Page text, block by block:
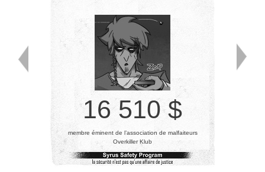
16 510 $
membre éminent de l’association de malfaiteurs
Overkiller Klub